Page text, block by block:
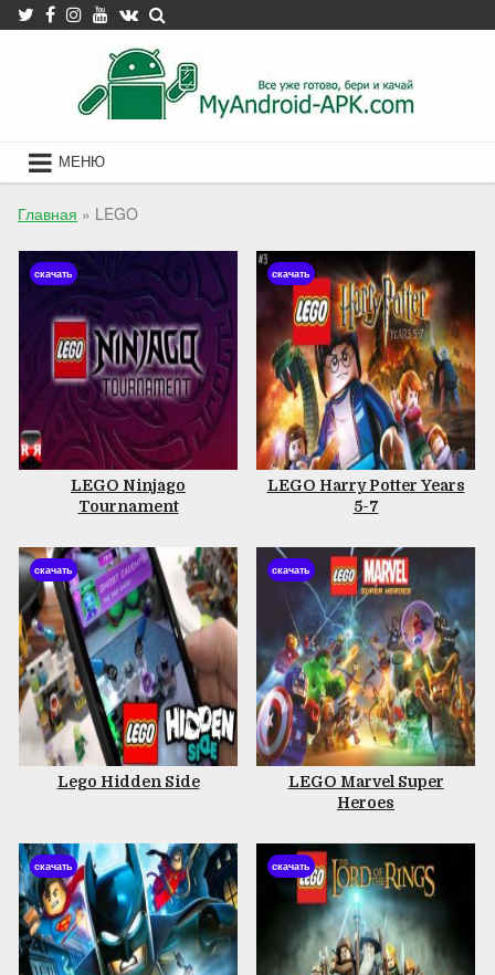
Skip
to
МЕНЮ
Главная » LEGO
скачать
LEGO Ninjago
Tournament
скачать
LEGO Harry Potter Years
5-7
скачать
Lego Hidden Side
скачать
LEGO Marvel Super
Heroes
скачать скачать